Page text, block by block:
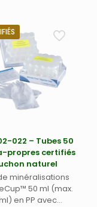
022 – Tubes 50
propres certifiés
naturel
minéralisations
50 ml (max.
en PP avec